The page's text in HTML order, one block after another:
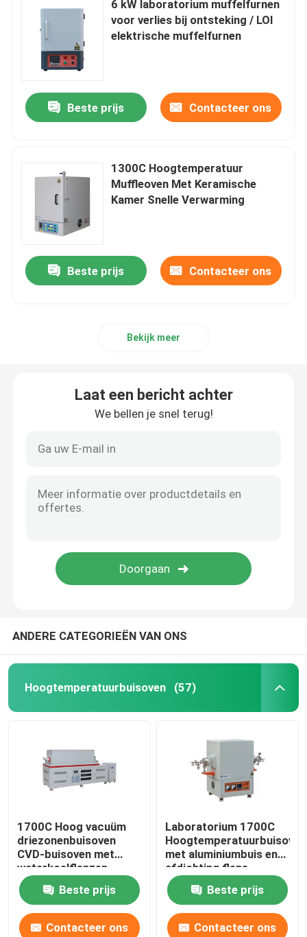
Toestellen voor ovens
6 kW laboratorium muffelfurnen
voor verlies bij ontsteking / LOI
elektrische muffelfurnen
Beste prijs Contacteer ons
1300C Hoogtemperatuur
Muffleoven Met Keramische
Kamer Snelle Verwarming
Beste prijs Contacteer ons
Bekijk meer
Laat een bericht achter
We bellen je snel terug!
ANDERE CATEGORIEËN VAN ONS
Hoogtemperatuurbuisoven (57)
1700C Hoog vacuüm
driezonenbuisoven
CVD-buisoven met
waterkoelflenzen
Beste prijs
Contacteer ons
Laboratorium 1700C
Hoogtemperatuurbuisoven
met aluminiumbuis en
afdichting flens
Beste prijs
Contacteer ons